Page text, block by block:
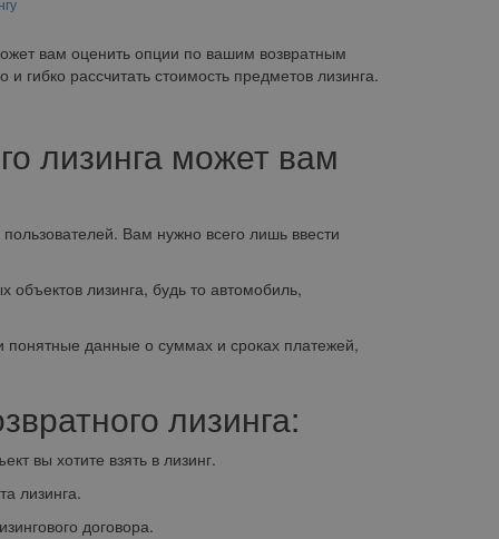
вам оценить опции по вашим возвратным
гибко рассчитать стоимость предметов лизинга.
лизинга может вам
Вам нужно всего лишь ввести
лизинга, будь то автомобиль,
данные о суммах и сроках платежей,
лизинга:
вы хотите взять в лизинг.
лизинга.
договора.